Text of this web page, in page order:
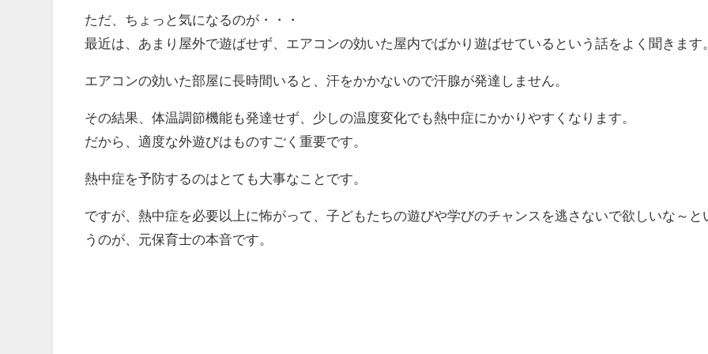
ただ、ちょっと気になるのが・・・
最近は、あまり屋外で遊ばせず、エアコンの効いた屋内でばかり遊ばせているという話をよく聞きます
エアコンの効いた部屋に長時間いると、汗をかかないので汗腺が発達しません。
その結果、体温調節機能も発達せず、少しの温度変化でも熱中症にかかりやすくなります。
だから、適度な外遊びはものすごく重要です。
熱中症を予防するのはとても大事なことです。
ですが、熱中症を必要以上に怖がって、子どもたちの遊びや学びのチャンスを逃さないで欲しいな～と
うのが、元保育士の本音です。